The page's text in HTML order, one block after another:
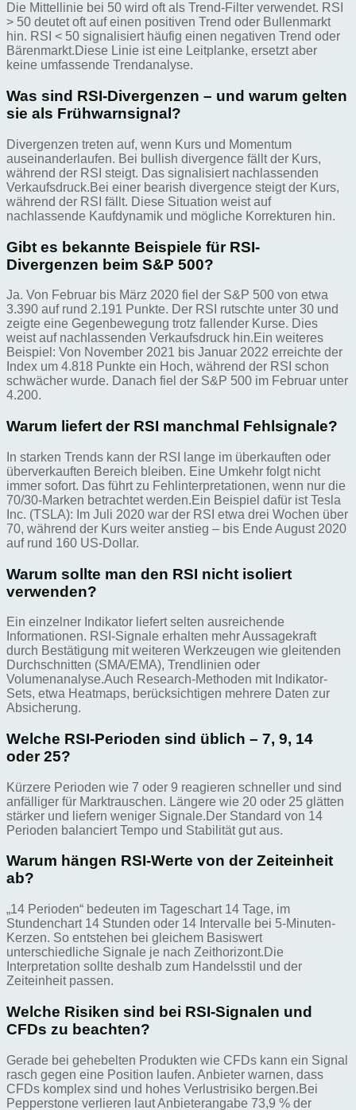
Die Mittellinie bei 50 wird oft als Trend-Filter verwendet. RSI
> 50 deutet oft auf einen positiven Trend oder Bullenmarkt
hin. RSI < 50 signalisiert häufig einen negativen Trend oder
Bärenmarkt.Diese Linie ist eine Leitplanke, ersetzt aber
keine umfassende Trendanalyse.
Was sind RSI-Divergenzen – und warum gelten
sie als Frühwarnsignal?
Divergenzen treten auf, wenn Kurs und Momentum
auseinanderlaufen. Bei bullish divergence fällt der Kurs,
während der RSI steigt. Das signalisiert nachlassenden
Verkaufsdruck.Bei einer bearish divergence steigt der Kurs,
während der RSI fällt. Diese Situation weist auf
nachlassende Kaufdynamik und mögliche Korrekturen hin.
Gibt es bekannte Beispiele für RSI-
Divergenzen beim S&P 500?
Ja. Von Februar bis März 2020 fiel der S&P 500 von etwa
3.390 auf rund 2.191 Punkte. Der RSI rutschte unter 30 und
zeigte eine Gegenbewegung trotz fallender Kurse. Dies
weist auf nachlassenden Verkaufsdruck hin.Ein weiteres
Beispiel: Von November 2021 bis Januar 2022 erreichte der
Index um 4.818 Punkte ein Hoch, während der RSI schon
schwächer wurde. Danach fiel der S&P 500 im Februar unter
4.200.
Warum liefert der RSI manchmal Fehlsignale?
In starken Trends kann der RSI lange im überkauften oder
überverkauften Bereich bleiben. Eine Umkehr folgt nicht
immer sofort. Das führt zu Fehlinterpretationen, wenn nur die
70/30-Marken betrachtet werden.Ein Beispiel dafür ist Tesla
Inc. (TSLA): Im Juli 2020 war der RSI etwa drei Wochen über
70, während der Kurs weiter anstieg – bis Ende August 2020
auf rund 160 US-Dollar.
Warum sollte man den RSI nicht isoliert
verwenden?
Ein einzelner Indikator liefert selten ausreichende
Informationen. RSI-Signale erhalten mehr Aussagekraft
durch Bestätigung mit weiteren Werkzeugen wie gleitenden
Durchschnitten (SMA/EMA), Trendlinien oder
Volumenanalyse.Auch Research-Methoden mit Indikator-
Sets, etwa Heatmaps, berücksichtigen mehrere Daten zur
Absicherung.
Welche RSI-Perioden sind üblich – 7, 9, 14
oder 25?
Kürzere Perioden wie 7 oder 9 reagieren schneller und sind
anfälliger für Marktrauschen. Längere wie 20 oder 25 glätten
stärker und liefern weniger Signale.Der Standard von 14
Perioden balanciert Tempo und Stabilität gut aus.
Warum hängen RSI-Werte von der Zeiteinheit
ab?
„14 Perioden“ bedeuten im Tageschart 14 Tage, im
Stundenchart 14 Stunden oder 14 Intervalle bei 5-Minuten-
Kerzen. So entstehen bei gleichem Basiswert
unterschiedliche Signale je nach Zeithorizont.Die
Interpretation sollte deshalb zum Handelsstil und der
Zeiteinheit passen.
Welche Risiken sind bei RSI-Signalen und
CFDs zu beachten?
Gerade bei gehebelten Produkten wie CFDs kann ein Signal
rasch gegen eine Position laufen. Anbieter warnen, dass
CFDs komplex sind und hohes Verlustrisiko bergen.Bei
Pepperstone verlieren laut Anbieterangabe 73,9 % der